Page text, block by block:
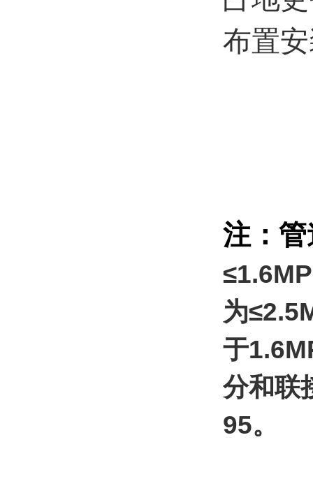
布置
注：
为
于
分和联
95。